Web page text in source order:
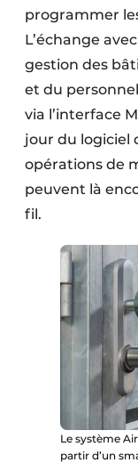
programmer
L’échange
gestion des
et du
via l’interface
jour du logiciel
opérations de
peuvent là
fil.
Le système
partir d’un